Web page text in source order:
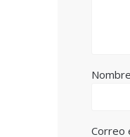
Correo